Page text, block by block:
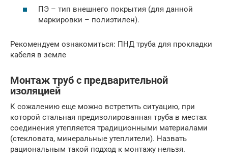
ПЭ – тип внешнего покрытия (для данной
маркировки – полиэтилен).
Рекомендуем ознакомиться: ПНД труба для прокладки
кабеля в земле
Монтаж труб с предварительной
изоляцией
К сожалению еще можно встретить ситуацию, при
которой стальная предизолированная труба в местах
соединения утепляется традиционными материалами
(стекловата, минеральные утеплители). Назвать
рациональным такой подход к монтажу нельзя.